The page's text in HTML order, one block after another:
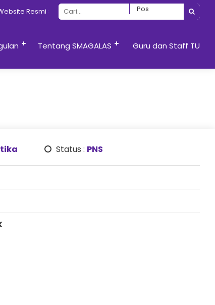
Resmi SMAN 13 Semarang
Tentang SMAGALAS Guru dan Staff TU
Status : PNS